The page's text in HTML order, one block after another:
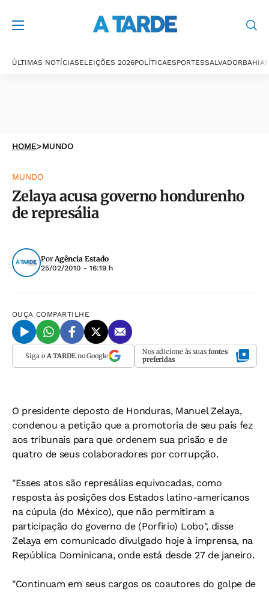
ÚLTIMAS NOTÍCIASELEIÇÕES 2026POLÍTICAESPORTESSALVADORBAHIA
HOME>MUNDO
MUNDO
Zelaya acusa governo hondurenho
de represália
PorAgência Estado
25/02/2010 - 16:19 h
OUÇA COMPARTILHE
Siga o A TARDEno Google Nos adicione às suas fontes
preferidas
O presidente deposto de Honduras, Manuel Zelaya,
condenou a petição que a promotoria de seu país fez
aos tribunais para que ordenem sua prisão e de
quatro de seus colaboradores por corrupção.
"Esses atos são represálias equivocadas, como
resposta às posições dos Estados latino-americanos
na cúpula (do México), que não permitiram a
participação do governo de (Porfirio) Lobo", disse
Zelaya em comunicado divulgado hoje à imprensa, na
República Dominicana, onde está desde 27 de janeiro.
"Continuam em seus cargos os coautores do golpe de